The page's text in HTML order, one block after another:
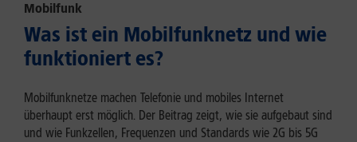
Mobilfunk
Was ist ein Mobilfunknetz und wie
funktioniert es?
Mobilfunknetze machen Telefonie und mobiles Internet
überhaupt erst möglich. Der Beitrag zeigt, wie sie aufgebaut sind
und wie Funkzellen, Frequenzen und Standards wie 2G bis 5G